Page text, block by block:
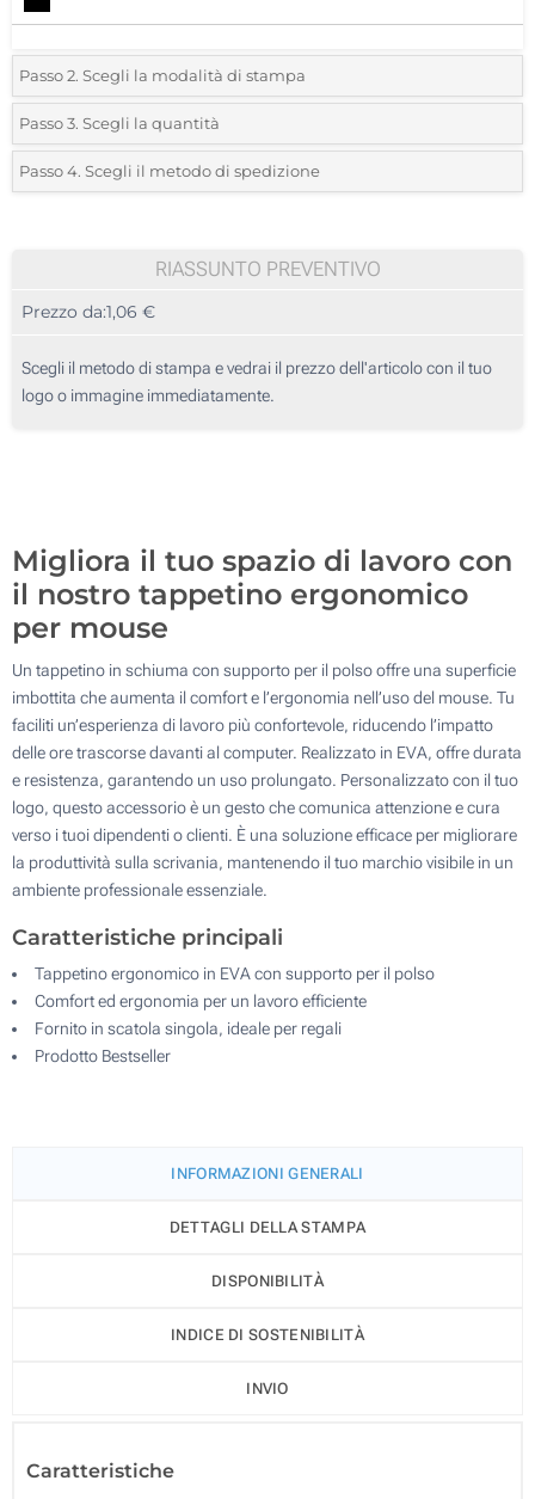
Passo 2. Scegli la modalità di stampa
*Seleziona la posizione di stampa e il colore del vostro logo:
1 Colore (Parte superiore)
2 Colori (Parte superiore)
4 Colori (Parte superiore)
Passo 3. Scegli la quantità
*Quantità desiderata:
50
125
250
Passo 4. Scegli il metodo di spedizione
RIASSUNTO PREVENTIVO
Prezzo da:1,06 €
Scegli il metodo di stampa e vedrai il prezzo dell'articolo con il tuo
logo o immagine immediatamente.
Migliora il tuo spazio di lavoro con
il nostro tappetino ergonomico
per mouse
Un tappetino in schiuma con supporto per il polso offre una superficie
imbottita che aumenta il comfort e l’ergonomia nell’uso del mouse. Tu
faciliti un’esperienza di lavoro più confortevole, riducendo l’impatto
delle ore trascorse davanti al computer. Realizzato in EVA, offre durata
e resistenza, garantendo un uso prolungato. Personalizzato con il tuo
logo, questo accessorio è un gesto che comunica attenzione e cura
verso i tuoi dipendenti o clienti. È una soluzione efficace per migliorare
la produttività sulla scrivania, mantenendo il tuo marchio visibile in un
ambiente professionale essenziale.
Caratteristiche principali
Tappetino ergonomico in EVA con supporto per il polso
Comfort ed ergonomia per un lavoro efficiente
Fornito in scatola singola, ideale per regali
Prodotto Bestseller
INFORMAZIONI GENERALI
DETTAGLI DELLA STAMPA
DISPONIBILITÀ
INDICE DI SOSTENIBILITÀ
INVIO
Caratteristiche